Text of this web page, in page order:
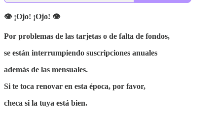
👁 ¡Ojo! ¡Ojo! 👁
Por problemas de las tarjetas o de falta de fondos,
se están interrumpiendo suscripciones anuales
además de las mensuales.
Si te toca renovar en esta época, por favor,
checa si la tuya está bien.